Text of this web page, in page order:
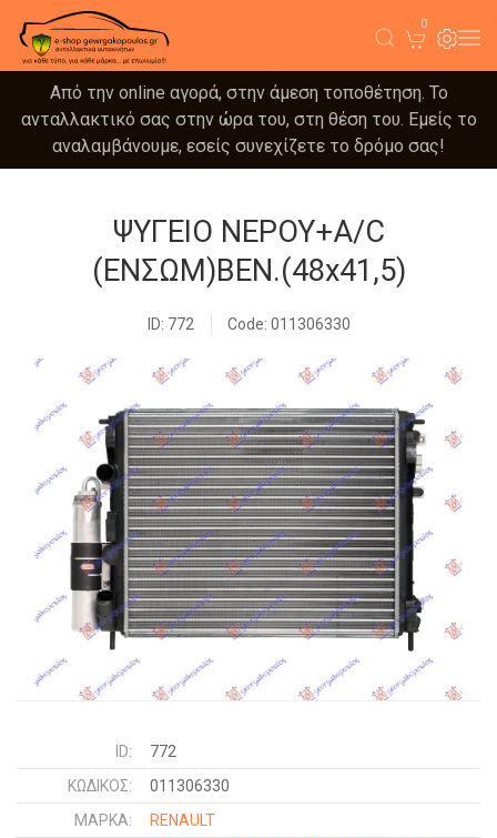
0
Από την online αγορά, στην άμεση τοποθέτηση. Το
ανταλλακτικό σας στην ώρα του, στη θέση του. Εμείς το
αναλαμβάνουμε, εσείς συνεχίζετε το δρόμο σας!
ΨΥΓΕΙΟ ΝΕΡΟΥ+A/C
(ΕΝΣΩΜ)ΒΕΝ.(48x41,5)
ID: 772 Code: 011306330
ID:
772
ΚΩΔΙΚΌΣ:
011306330
ΜΑΡΚΑ:
RENAULT